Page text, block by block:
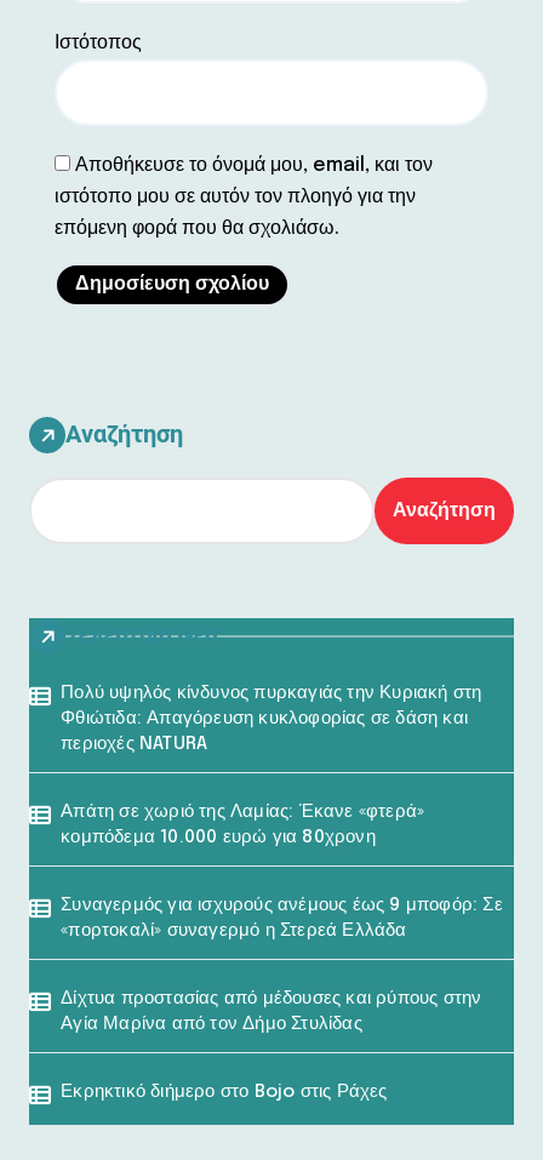
Ιστότοπος
Αποθήκευσε το όνομά μου, email, και τον
ιστότοπο μου σε αυτόν τον πλοηγό για την
επόμενη φορά που θα σχολιάσω.
Αναζήτηση
Αναζήτηση
Τελευταία Νέα
Πολύ υψηλός κίνδυνος πυρκαγιάς την Κυριακή στη
Φθιώτιδα: Απαγόρευση κυκλοφορίας σε δάση και
περιοχές NATURA
Απάτη σε χωριό της Λαμίας: Έκανε «φτερά»
κομπόδεμα 10.000 ευρώ για 80χρονη
Συναγερμός για ισχυρούς ανέμους έως 9 μποφόρ: Σε
«πορτοκαλί» συναγερμό η Στερεά Ελλάδα
Δίχτυα προστασίας από μέδουσες και ρύπους στην
Αγία Μαρίνα από τον Δήμο Στυλίδας
Εκρηκτικό διήμερο στο Bojo στις Ράχες